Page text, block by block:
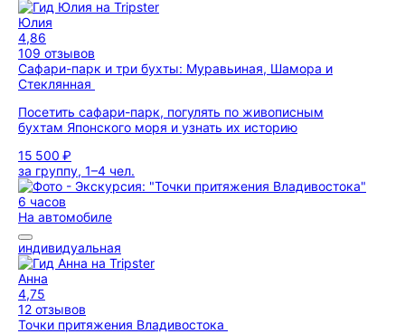
Юлия
4,86
109 отзывов
Сафари-парк и три бухты: Муравьиная, Шамора и
Стеклянная
Посетить сафари-парк, погулять по живописным
бухтам Японского моря и узнать их историю
15 500 ₽
за группу, 1–4 чел.
6 часов
На автомобиле
индивидуальная
Анна
4,75
12 отзывов
Точки притяжения Владивостока